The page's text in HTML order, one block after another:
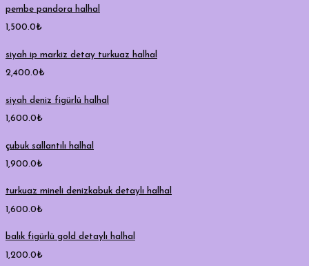
pembe pandora halhal
1,500.0₺
siyah ip markiz detay turkuaz halhal
2,400.0₺
siyah deniz figürlü halhal
1,600.0₺
çubuk sallantılı halhal
1,900.0₺
turkuaz mineli denizkabuk detaylı halhal
1,600.0₺
balık figürlü gold detaylı halhal
1,200.0₺